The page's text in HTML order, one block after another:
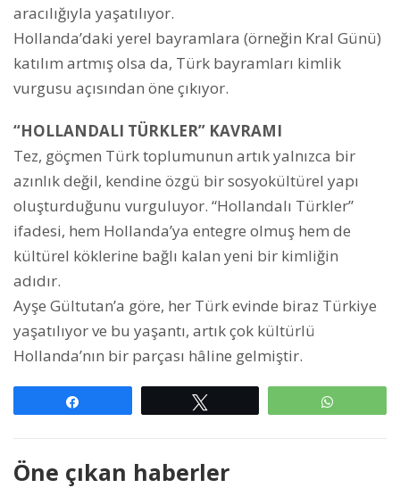
aracılığıyla yaşatılıyor.
Hollanda’daki yerel bayramlara (örneğin Kral Günü)
katılım artmış olsa da, Türk bayramları kimlik
vurgusu açısından öne çıkıyor.
“HOLLANDALI TÜRKLER” KAVRAMI
Tez, göçmen Türk toplumunun artık yalnızca bir
azınlık değil, kendine özgü bir sosyokültürel yapı
oluşturduğunu vurguluyor. “Hollandalı Türkler”
ifadesi, hem Hollanda’ya entegre olmuş hem de
kültürel köklerine bağlı kalan yeni bir kimliğin
adıdır.
Ayşe Gültutan’a göre, her Türk evinde biraz Türkiye
yaşatılıyor ve bu yaşantı, artık çok kültürlü
Hollanda’nın bir parçası hâline gelmiştir.
Öne çıkan haberler